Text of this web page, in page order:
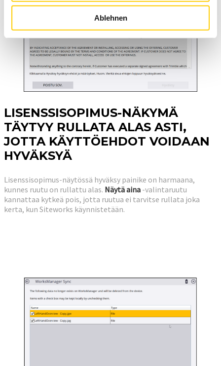
Ablehnen
LISENSSISOPIMUS-NÄKYMÄ
TÄYTYY RULLATA ALAS ASTI,
JOTTA KÄYTTÖEHDOT VOIDAAN
HYVÄKSYÄ
Lisenssisopimus-näytössä hyväksy painike on harmaana,
kunnes ruutu on rullattu alas. Näytä aina -valintaruutu
kannattaa kytkeä pois, jotta ruutua ei tarvitse rullata joka
kerta, kun Siteworks käynnistetään.